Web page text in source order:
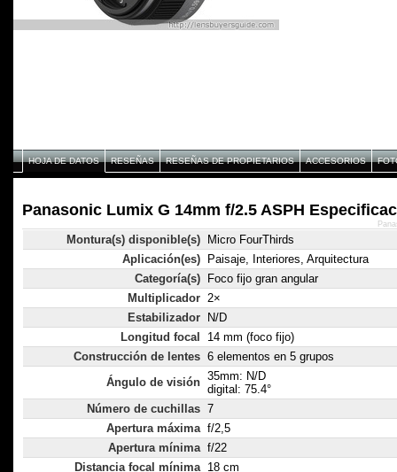
HOJA DE DATOS RESEÑAS RESEÑAS DE PROPIETARIOS ACCESORIOS
Panasonic Lumix G 14mm f/2.5 ASPH
Montura(s) disponible(s)
Micro FourThirds
Aplicación(es)
Paisaje, Interiores, Arquitectura
Categoría(s)
Foco fijo gran angular
Multiplicador 2×
Estabilizador
N/D
Longitud focal
14 mm (foco fijo)
Construcción de lentes 6 elementos en 5 grupos
Ángulo de visión 35mm: N/D
digital: 75.4°
Número de cuchillas 7
Apertura máxima f/2,5
Apertura mínima f/22
Distancia focal mínima 18 cm